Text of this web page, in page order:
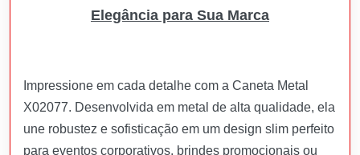
Elegância para Sua Marca
Impressione em cada detalhe com a Caneta Metal
X02077. Desenvolvida em metal de alta qualidade, ela
une robustez e sofisticação em um design slim perfeito
para eventos corporativos, brindes promocionais ou